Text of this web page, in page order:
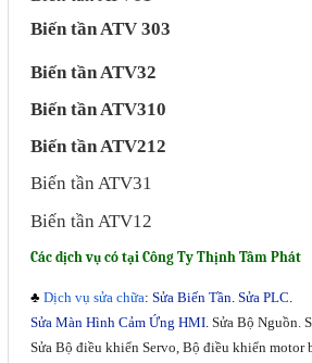
Biến tần ATV 303
Biến tần ATV32
Biến tần ATV310
Biến tần ATV212
Biến tần ATV31
Biến tần ATV12
Các dịch vụ có tại Công Ty Thịnh Tâm Phát
♣ Dịch vụ sửa chữa: Sửa Biến Tần. Sửa PLC.
Sửa Màn Hình Cảm Ứng HMI. Sửa Bộ Nguồn.
Sửa Bộ điều khiển Servo, Bộ điều khiển motor
Sửa motor - Quấn motor
Sửa Cân Điện Tử
Lập trình PLC
Lập trình màn hình HMI
Lập trình hệ thống Scada
Lập trình hệ thống Servo
Crack password PLC
Crack password HMI
Lấy Chương Trình HMI